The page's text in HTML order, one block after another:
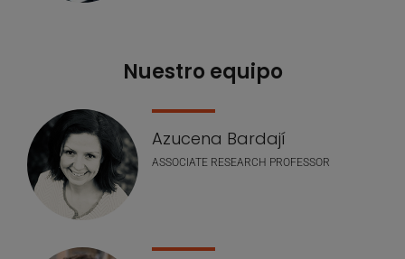
Nuestro equipo
Azucena Bardají
ASSOCIATE RESEARCH PROFESSOR